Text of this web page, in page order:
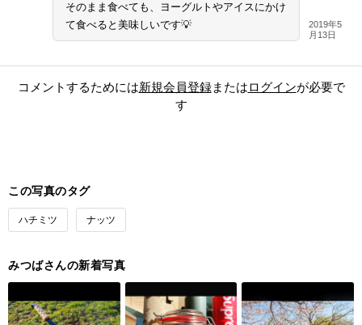
そのまま食べても、ヨーグルトやアイスにかけ
て食べると美味しいです💡
2019年5
月13日
コメントするためには新規会員登録またはログインが必要で
す
この写真のタグ
ハチミツ ナッツ
みつばさんの新着写真